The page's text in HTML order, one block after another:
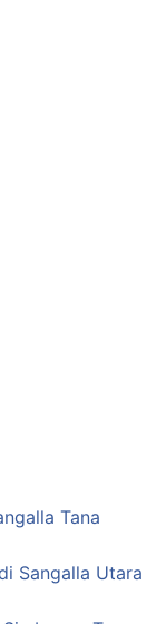
Tana
Sangalla Utara